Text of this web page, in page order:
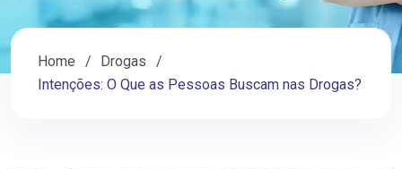
Home
Drogas
Intenções: O Que as Pessoas Buscam nas Drogas?